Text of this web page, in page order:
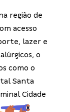
região de
acesso
lazer e
o
como o
Santa
Cidade
para quem